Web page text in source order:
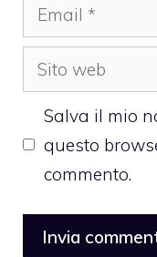
Email
Sito
web
Salva il mio
questo
commento.